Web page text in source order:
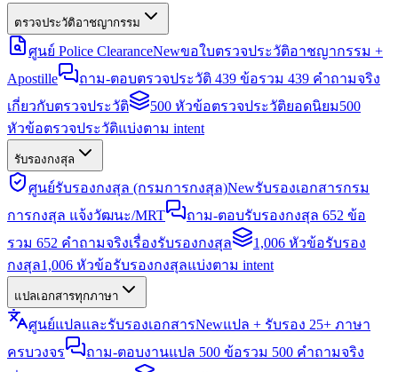
ตรวจประวัติอาชญากรรม
ศูนย์ Police ClearanceNewขอใบตรวจประวัติอาชญากรรม +
Apostille
ถาม-ตอบตรวจประวัติ 439 ข้อรวม 439 คำถามจริง
เกี่ยวกับตรวจประวัติ
500 หัวข้อตรวจประวัติยอดนิยม500
หัวข้อตรวจประวัติแบ่งตาม intent
รับรองกงสุล
ศูนย์รับรองกงสุล (กรมการกงสุล)Newรับรองเอกสารกรม
การกงสุล แจ้งวัฒนะ/MRT
ถาม-ตอบรับรองกงสุล 652 ข้อ
รวม 652 คำถามจริงเรื่องรับรองกงสุล
1,006 หัวข้อรับรอง
กงสุล1,006 หัวข้อรับรองกงสุลแบ่งตาม intent
แปลเอกสารทุกภาษา
ศูนย์แปลและรับรองเอกสารNewแปล + รับรอง 25+ ภาษา
ครบวงจร
ถาม-ตอบงานแปล 500 ข้อรวม 500 คำถามจริง